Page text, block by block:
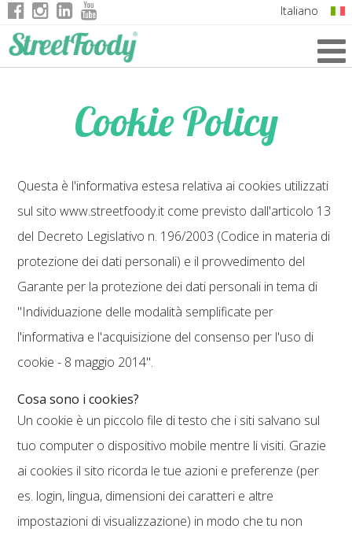
Italiano
Cookie Policy
Questa è l'informativa estesa relativa ai cookies utilizzati
sul sito www.streetfoody.it come previsto dall'articolo 13
del Decreto Legislativo n. 196/2003 (Codice in materia di
protezione dei dati personali) e il provvedimento del
Garante per la protezione dei dati personali in tema di
"Individuazione delle modalità semplificate per
l'informativa e l'acquisizione del consenso per l'uso di
cookie - 8 maggio 2014".
Cosa sono i cookies?
Un cookie è un piccolo file di testo che i siti salvano sul
tuo computer o dispositivo mobile mentre li visiti. Grazie
ai cookies il sito ricorda le tue azioni e preferenze (per
es. login, lingua, dimensioni dei caratteri e altre
impostazioni di visualizzazione) in modo che tu non